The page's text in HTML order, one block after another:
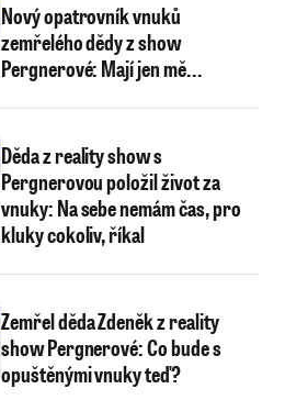
Nový opatrovník vnuků
zemřelého dědy z show
Pergnerové: Mají jen mě...
Děda z reality show s
Pergnerovou položil život za
vnuky: Na sebe nemám čas, pro
kluky cokoliv, říkal
Zemřel děda Zdeněk z reality
show Pergnerové: Co bude s
opuštěnými vnuky teď?